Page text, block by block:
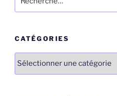
pour
CATÉGORIES
Catégories